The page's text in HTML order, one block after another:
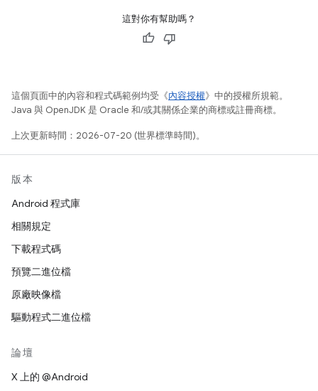
這對你有幫助嗎？
這個頁面中的內容和程式碼範例均受《內容授權》中的授權所規範。
Java 與 OpenJDK 是 Oracle 和/或其關係企業的商標或註冊商標。
上次更新時間：2026-07-20 (世界標準時間)。
版本
Android 程式庫
相關規定
下載程式碼
預覽二進位檔
原廠映像檔
驅動程式二進位檔
論壇
X 上的 @Android